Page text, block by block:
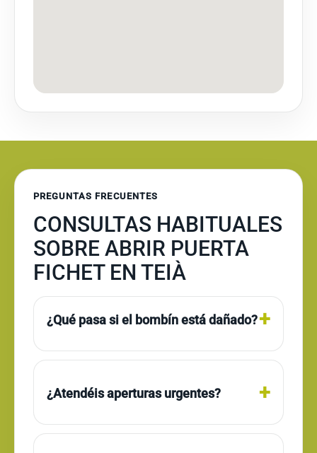
PREGUNTAS FRECUENTES
CONSULTAS HABITUALES
SOBRE ABRIR PUERTA
FICHET EN TEIÀ
¿Qué pasa si el bombín está dañado?
¿Atendéis aperturas urgentes?